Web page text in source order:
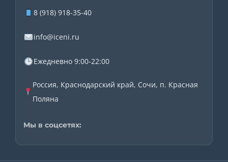
8 (918) 918-35-40
info@iceni.ru
Ежедневно 9:00-22:00
Россия, Краснодарский край, Сочи, п. Красная
Поляна
Мы в соцсетях: